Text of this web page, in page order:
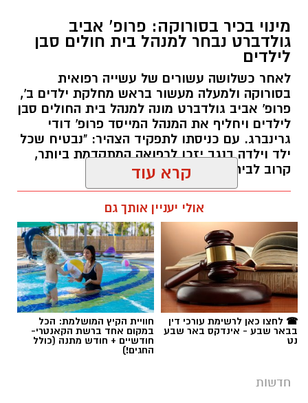
מינוי בכיר בסורוקה: פרופ' אביב
גולדברט נבחר למנהל בית חולים סבן
לילדים
לאחר כשלושה עשורים של עשייה רפואית
בסורוקה ולמעלה מעשור בראש מחלקת ילדים ב',
פרופ' אביב גולדברט מונה למנהל בית החולים סבן
לילדים ויחליף את המנהל המייסד פרופ' דודי
גרינברג. עם כניסתו לתפקיד הצהיר: "נבטיח שכל
ילד וילדה בנגב יזכו לרפואה המתקדמת ביותר,
קרוב לבית".
תגים:פרופ' אביב גולדברט
קרא עוד
אולי יעניין אותך גם
☎ לחצו כאן לרשימת עורכי דין
בבאר שבע - אינדקס באר שבע
נט
חוויית הקיץ המושלמת: הכל
במקום אחד ברשת הקאנטרי-
חודשיים + חודש מתנה (כולל
החגים!)
חדשות